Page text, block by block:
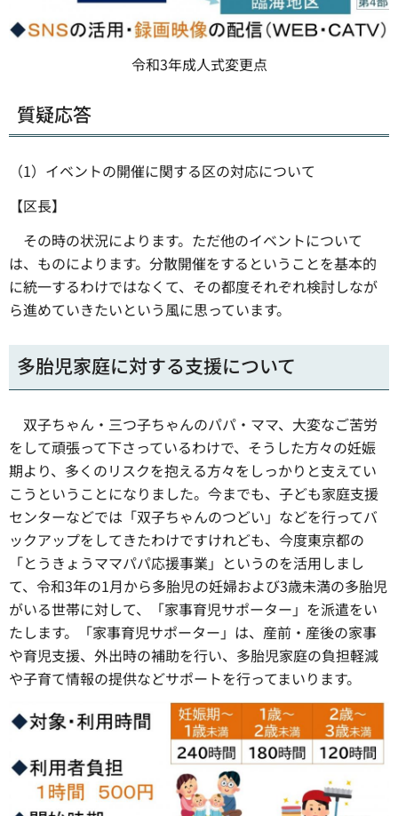
令和3年成人式変更点
質疑応答
（1）イベントの開催に関する区の対応について
【区長】
その時の状況によります。ただ他のイベントについて
は、ものによります。分散開催をするということを基本的
に統一するわけではなくて、その都度それぞれ検討しなが
ら進めていきたいという風に思っています。
多胎児家庭に対する支援について
双子ちゃん・三つ子ちゃんのパパ・ママ、大変なご苦労
をして頑張って下さっているわけで、そうした方々の妊娠
期より、多くのリスクを抱える方々をしっかりと支えてい
こうということになりました。今までも、子ども家庭支援
センターなどでは「双子ちゃんのつどい」などを行ってバ
ックアップをしてきたわけですけれども、今度東京都の
「とうきょうママパパ応援事業」というのを活用しまし
て、令和3年の1月から多胎児の妊婦および3歳未満の多胎児
がいる世帯に対して、「家事育児サポーター」を派遣をい
たします。「家事育児サポーター」は、産前・産後の家事
や育児支援、外出時の補助を行い、多胎児家庭の負担軽減
や子育て情報の提供などサポートを行ってまいります。